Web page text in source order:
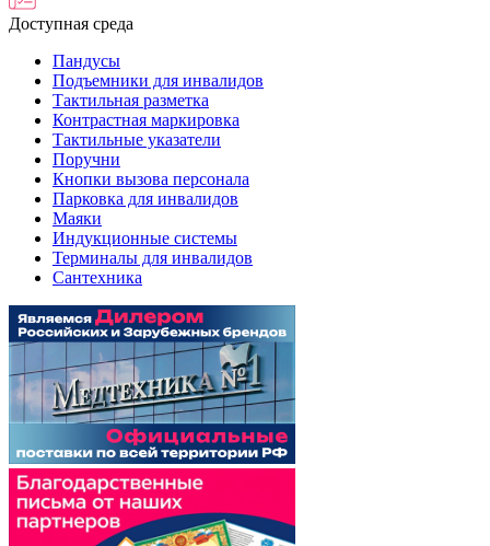
Доступная среда
Пандусы
Подъемники для инвалидов
Тактильная разметка
Контрастная маркировка
Тактильные указатели
Поручни
Кнопки вызова персонала
Парковка для инвалидов
Маяки
Индукционные системы
Терминалы для инвалидов
Сантехника